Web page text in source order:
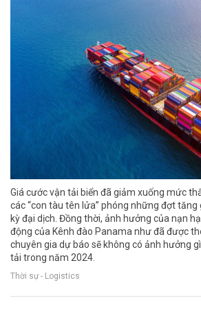
Giá cước vận tải biển đã giảm xuống mức
các “con tàu tên lửa” phóng những đợt
kỳ đại dịch. Đồng thời, ảnh hưởng của nạn
động của Kênh đào Panama như đã được
chuyên gia dự báo sẽ không có ảnh hưởng
tải trong năm 2024.
Thời sự - Logistics